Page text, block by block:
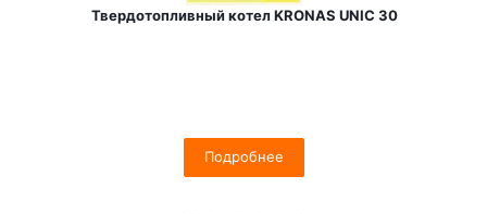
Твердотопливный котел KRONAS UNIC 30
Подробнее